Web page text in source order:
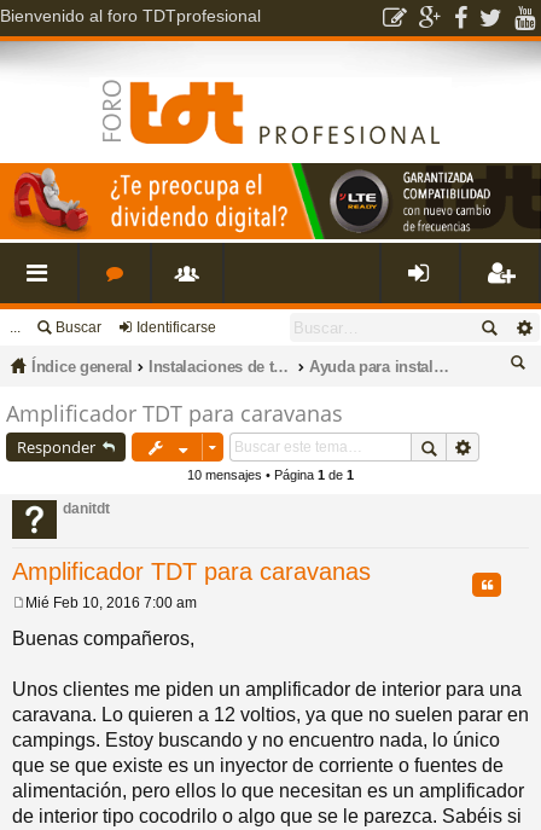
Bienvenido al foro TDTprofesional
nl
es
rá
pi
do
s
o
s
s
a
o
s
fic
eg
e
... Buscar Identificarse
Índice general Instalaciones de televisión, datos, fibra óptica, porteros, cctv e intrusión.
Ayuda para instalaciones en caravanas y embarcaciones
Amplificador TDT para caravanas
Responder
10 mensajes • Página 1 de 1
danitdt
Amplificador TDT para caravanas Citar
e
n
a
j
e
Mié Feb 10, 2016 7:00 am
Buenas compañeros,
Unos clientes me piden un amplificador de interior para una
caravana. Lo quieren a 12 voltios, ya que no suelen parar en
campings. Estoy buscando y no encuentro nada, lo único
que se que existe es un inyector de corriente o fuentes de
alimentación, pero ellos lo que necesitan es un amplificador
de interior tipo cocodrilo o algo que se le parezca. Sabéis si